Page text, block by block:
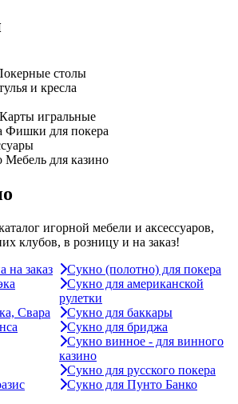
столы
и кресла
Карты игральные
Фишки для покера
Мебель для казино
игорной мебели и аксессуаров,
клубов, в розницу и на заказ!
на заказ
Сукно (полотно) для покера
Сукно для американской
рулетки
Свара
Сукно для баккары
Сукно для бриджа
Сукно винное - для винного
казино
Сукно для русского покера
Сукно для Пунто Банко